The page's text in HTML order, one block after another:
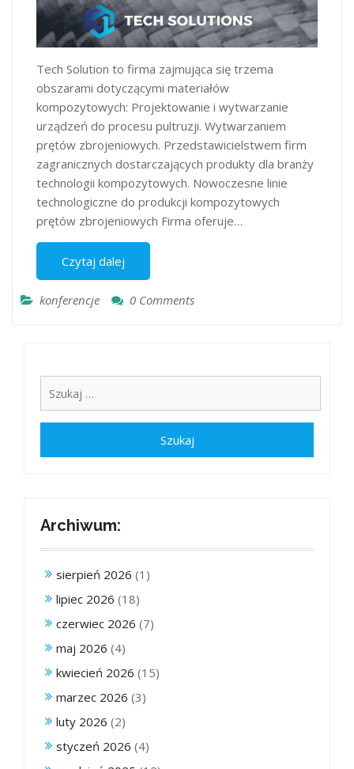
Tech Solution to firma zajmująca się trzema
obszarami dotyczącymi materiałów
kompozytowych: Projektowanie i wytwarzanie
urządzeń do procesu pultruzji. Wytwarzaniem
prętów zbrojeniowych. Przedstawicielstwem firm
zagranicznych dostarczających produkty dla branży
technologii kompozytowych. Nowoczesne linie
technologiczne do produkcji kompozytowych
prętów zbrojeniowych Firma oferuje…
Czytaj dalej
konferencje 0 Comments
Archiwum:
sierpień 2026 (1)
lipiec 2026 (18)
czerwiec 2026 (7)
maj 2026 (4)
kwiecień 2026 (15)
marzec 2026 (3)
luty 2026 (2)
styczeń 2026 (4)